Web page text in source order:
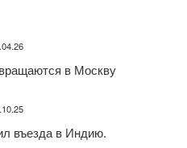
в Москву
въезда в Индию.